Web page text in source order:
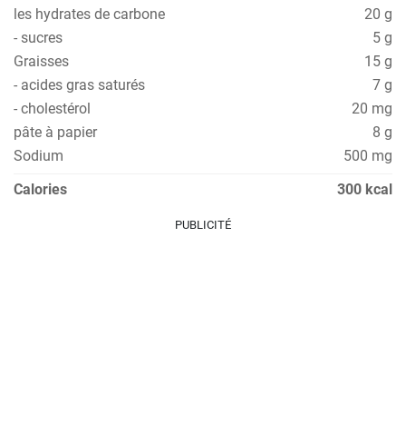
les hydrates de carbone
20 g
- sucres
5 g
Graisses
15 g
- acides gras saturés
7 g
- cholestérol
20 mg
pâte à papier
8 g
Sodium
500 mg
Calories
300 kcal
PUBLICITÉ